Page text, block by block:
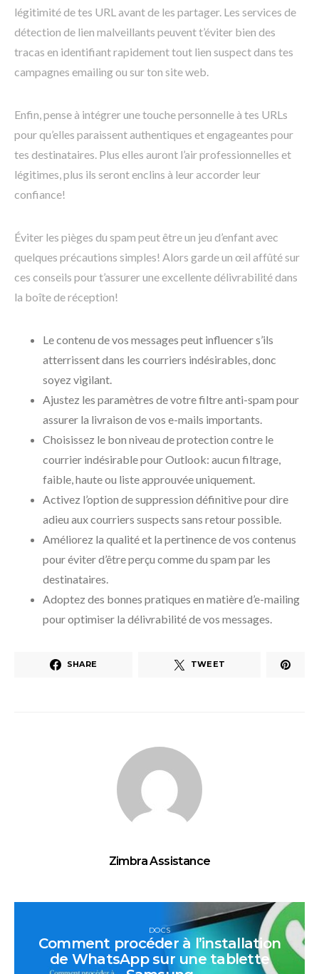
légitimité de tes URL avant de les partager. Les services de
détection de lien malveillants peuvent t’éviter bien des
tracas en identifiant rapidement tout lien suspect dans tes
campagnes emailing ou sur ton site web.
Enfin, pense à intégrer une touche personnelle à tes URLs
pour qu’elles paraissent authentiques et engageantes pour
tes destinataires. Plus elles auront l’air professionnelles et
légitimes, plus ils seront enclins à leur accorder leur
confiance!
Éviter les pièges du spam peut être un jeu d’enfant avec
quelques précautions simples! Alors garde un œil affûté sur
ces conseils pour t’assurer une excellente délivrabilité dans
la boîte de réception!
Le contenu de vos messages peut influencer s’ils
atterrissent dans les courriers indésirables, donc
soyez vigilant.
Ajustez les paramètres de votre filtre anti-spam pour
assurer la livraison de vos e-mails importants.
Choisissez le bon niveau de protection contre le
courrier indésirable pour Outlook: aucun filtrage,
faible, haute ou liste approuvée uniquement.
Activez l’option de suppression définitive pour dire
adieu aux courriers suspects sans retour possible.
Améliorez la qualité et la pertinence de vos contenus
pour éviter d’être perçu comme du spam par les
destinataires.
Adoptez des bonnes pratiques en matière d’e-mailing
pour optimiser la délivrabilité de vos messages.
SHARE TWEET
Zimbra Assistance
DOCS
Comment procéder à l’installation
de WhatsApp sur une tablette